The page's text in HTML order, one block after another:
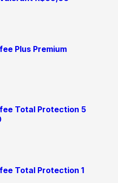
Plus Premium
Total Protection 5
Total Protection 1